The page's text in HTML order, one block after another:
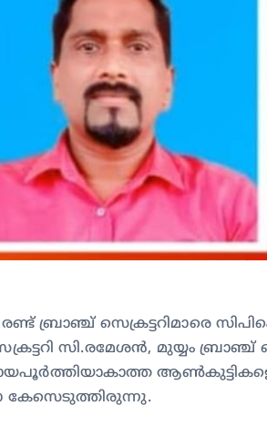
ബ്രാഞ്ച് സെക്രട്ടറിമാരെ
സി.രമേശൻ, മുയ്യം